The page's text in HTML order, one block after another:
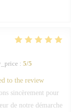
: 5/5
to the review
sincèrement pour
de notre démarche